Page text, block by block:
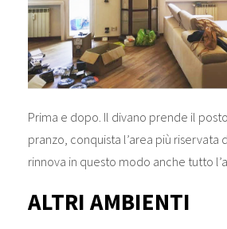
Prima e dopo. Il divano prende il
pranzo, conquista l’area più riservata
rinnova in questo modo anche tutto
ALTRI AMBIENTI